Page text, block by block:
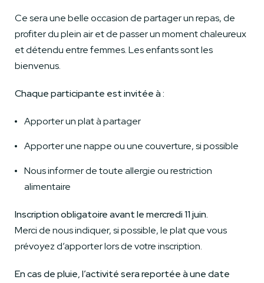
Ce sera une belle occasion de partager un repas, de
profiter du plein air et de passer un moment chaleureux
et détendu entre femmes. Les enfants sont les
bienvenus.
Chaque participante est invitée à :
Apporter un plat à partager
Apporter une nappe ou une couverture, si possible
Nous informer de toute allergie ou restriction
alimentaire
Inscription obligatoire avant le mercredi 11 juin.
Merci de nous indiquer, si possible, le plat que vous
prévoyez d’apporter lors de votre inscription.
En cas de pluie, l’activité sera reportée à une date